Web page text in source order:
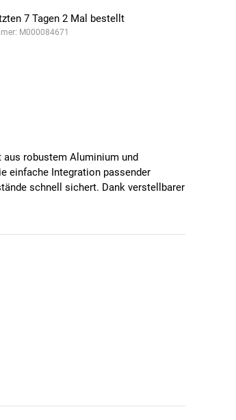
7 Tagen2 Mal bestellt
M000084671
aus robustem Aluminium und
einfache Integration passender
schnell sichert. Dank verstellbarer